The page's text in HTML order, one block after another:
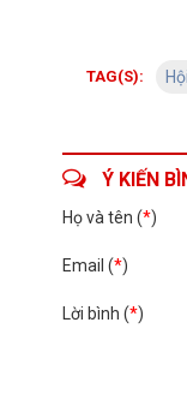
TAG(S):
Ý KIẾN
Họ và tên (*)
Email (*)
Lời bình (*)